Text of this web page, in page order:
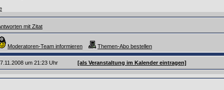
mit Zitat
Moderatoren-Team informieren Themen-Abo bestellen
07.11.2008 um 21:23 Uhr [als Veranstaltung im Kalender eintragen]